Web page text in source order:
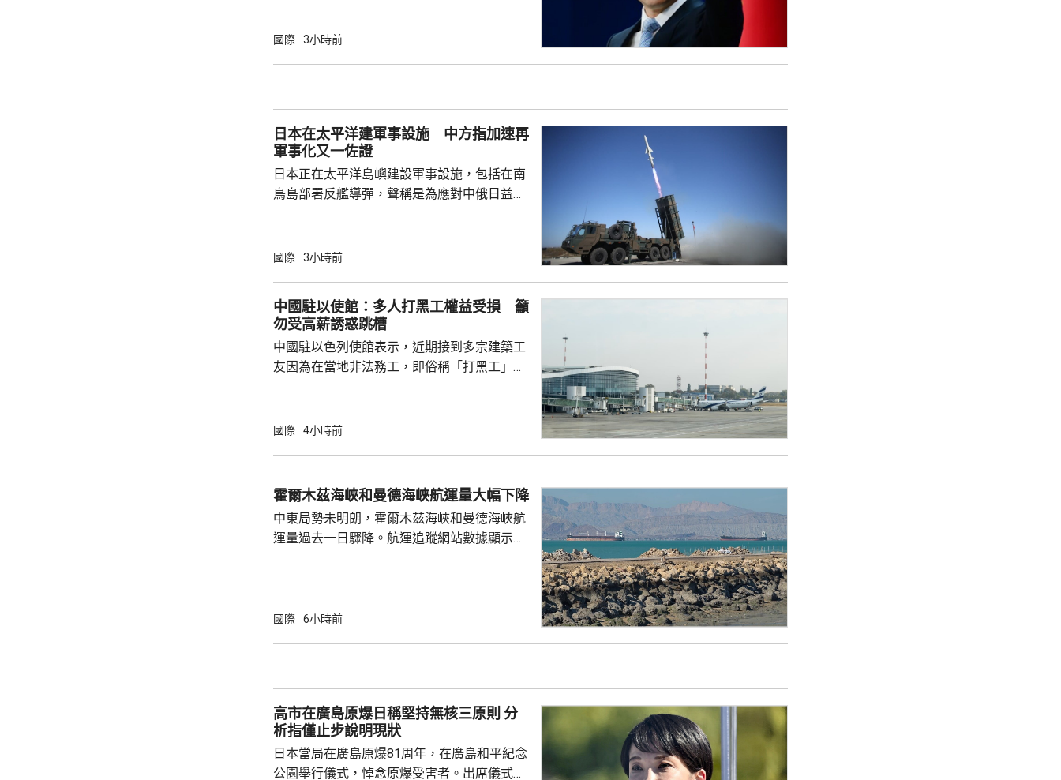
右翼勢力長期篡改歷史事實，政治利用「核爆
尋求美國強化對日本的核保護、圖謀突破「無
核三原則」，首相官邸高官甚至叫囂謀...
國際 3小時前
日本在太平洋建軍事設施 中方指加速再
軍事化又一佐證
日本正在太平洋島嶼建設軍事設施，包括在南
鳥島部署反艦導彈，聲稱是為應對中俄日益頻
日方停止造謠抹黑，切實反躬自省，認真汲取
行，為亞洲鄰國和世界帶來深重災難，時至今
日不僅拒絕反省歷史，還故技重施，不斷炮製
周邊國家威脅等虛假敘事，掩蓋持續強軍擴...
國際 3小時前
中國駐以使館：多人打黑工權益受損 籲
勿受高薪誘惑跳槽
中國駐以色列使館表示，近期接到多宗建築工
友因為在當地非法務工，即俗稱「打黑工」，
政策要求和當地法律規定，簽訂正規勞務合
和高薪誘惑，輕易跳槽。 使館呼籲，要特別關
注以色列方面對「打黑工」行為，正採取越來
越嚴厲的清理整頓和打擊，凡被查處者均會...
國際 4小時前
霍爾木茲海峽和曼德海峽航運量大幅下降
中東局勢未明朗，霍爾木茲海峽和曼德海峽航
運量過去一日驟降。航運追蹤網站數據顯示，
的20艘。 報道指，伊朗戰事2月開始前，每日
國際 6小時前
高市在廣島原爆日稱堅持無核三原則 分
析指僅止步說明現狀
日本當局在廣島原爆81周年，在廣島和平紀念
公園舉行儀式，悼念原爆受害者。出席儀式的